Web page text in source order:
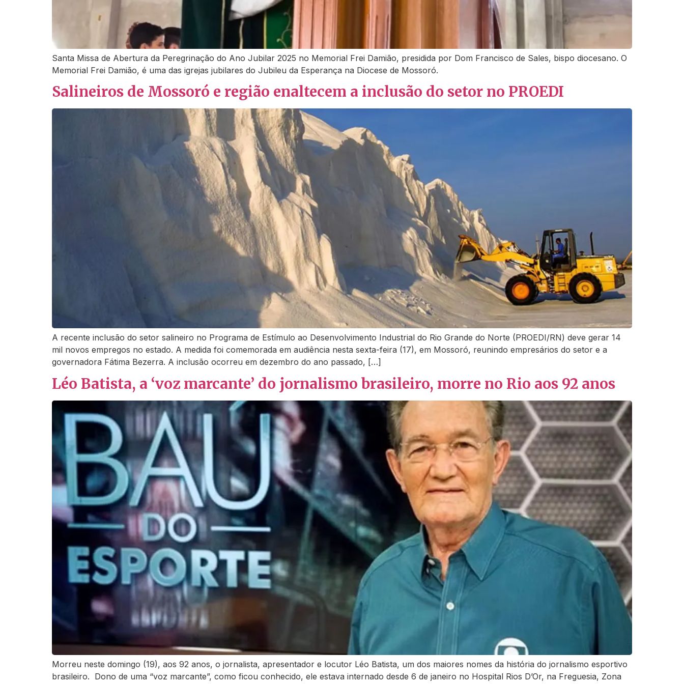
Santa Missa de Abertura da Peregrinação do Ano Jubilar 2025 no Memorial Frei Damião, presidida por Dom Francisco de Sales, bispo diocesano. O
Memorial Frei Damião, é uma das igrejas jubilares do Jubileu da Esperança na Diocese de Mossoró.
Salineiros de Mossoró e região enaltecem a inclusão do setor no PROEDI
A recente inclusão do setor salineiro no Programa de Estímulo ao Desenvolvimento Industrial do Rio Grande do Norte (PROEDI/RN) deve gerar 14
mil novos empregos no estado. A medida foi comemorada em audiência nesta sexta-feira (17), em Mossoró, reunindo empresários do setor e a
governadora Fátima Bezerra. A inclusão ocorreu em dezembro do ano passado, […]
Léo Batista, a ‘voz marcante’ do jornalismo brasileiro, morre no Rio aos 92 anos
Morreu neste domingo (19), aos 92 anos, o jornalista, apresentador e locutor Léo Batista, um dos maiores nomes da história do jornalismo esportivo
brasileiro. Dono de uma “voz marcante”, como ficou conhecido, ele estava internado desde 6 de janeiro no Hospital Rios D’Or, na Freguesia, Zona